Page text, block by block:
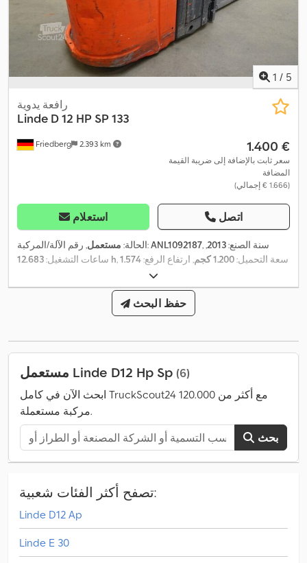
1 / 5
Friedberg 2.393 km
رافعة يدوية
Linde D 12 HP SP 133
‏1.400 €
سعر ثابت بالإضافة إلى ضريبة القيمة
المضافة
(‏1.666 € إجمالي)
استعلام اتصل
الحالة: مستعمل , رقم الآلة/المركبة:ANL1092187 , سنة الصنع:2013
,
ساعات التشغيل: 12.683 h , سعة التحميل:1.200 كجم , ارتفاع الرفع:1.574
, مركز تحميل الحمولة:
سيمبلكس, سعة البطارية:375 آه , جهد البطارية: 24 V, عرض إطار
, طول الشوكات:1.150 مم
, الطول الكلي:2.025 مم
حفظ البحث
مستعمل Linde D12 Hp Sp (6)
ابحث الآن في كامل TruckScout24 مع أكثر من 120.000
مركبة مستعملة.
بحث
تصفح أكثر الفئات شعبية:
Linde D12 Ap
Linde E 30